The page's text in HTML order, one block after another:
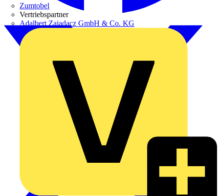
Zumtobel
Vertriebspartner
Adalbert Zajadacz GmbH & Co. KG